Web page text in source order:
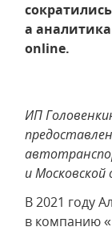
а
online.
ИП
и Московской
В 2021 году
в компанию